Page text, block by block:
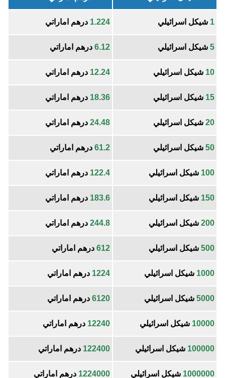
1 شيكل اسرائيلي 1.224 درهم اماراتي
5 شيكل اسرائيلي 6.12 درهم اماراتي
10 شيكل اسرائيلي 12.24 درهم اماراتي
15 شيكل اسرائيلي 18.36 درهم اماراتي
20 شيكل اسرائيلي 24.48 درهم اماراتي
50 شيكل اسرائيلي 61.2 درهم اماراتي
100 شيكل اسرائيلي 122.4 درهم اماراتي
150 شيكل اسرائيلي 183.6 درهم اماراتي
200 شيكل اسرائيلي 244.8 درهم اماراتي
500 شيكل اسرائيلي 612 درهم اماراتي
1000 شيكل اسرائيلي 1224 درهم اماراتي
5000 شيكل اسرائيلي 6120 درهم اماراتي
10000 شيكل اسرائيلي 12240 درهم اماراتي
100000 شيكل اسرائيلي 122400 درهم اماراتي
1000000 شيكل اسرائيلي 1224000 درهم اماراتي